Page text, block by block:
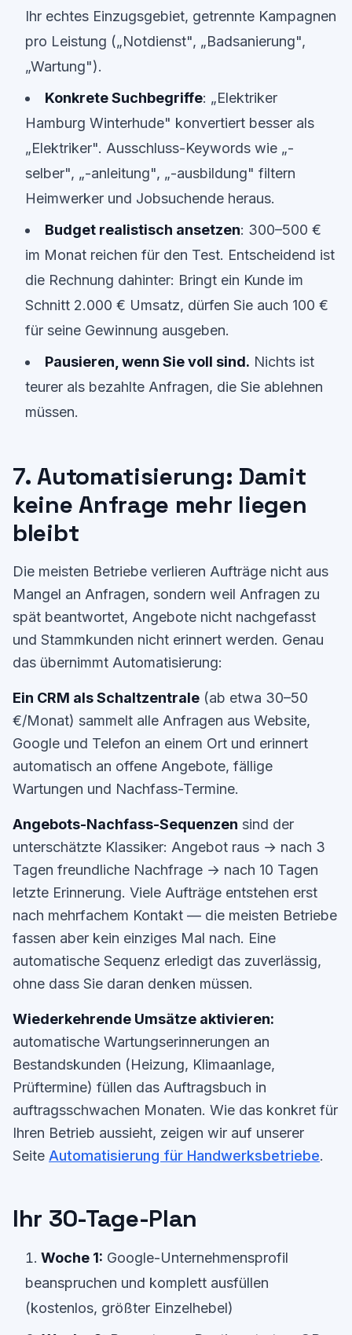
Ihr echtes Einzugsgebiet, getrennte Kampagnen
pro Leistung („Notdienst", „Badsanierung",
„Wartung").
Konkrete Suchbegriffe: „Elektriker
Hamburg Winterhude" konvertiert besser als
„Elektriker". Ausschluss-Keywords wie „-
selber", „-anleitung", „-ausbildung" filtern
Heimwerker und Jobsuchende heraus.
Budget realistisch ansetzen: 300–500 €
im Monat reichen für den Test. Entscheidend ist
die Rechnung dahinter: Bringt ein Kunde im
Schnitt 2.000 € Umsatz, dürfen Sie auch 100 €
für seine Gewinnung ausgeben.
Pausieren, wenn Sie voll sind. Nichts ist
teurer als bezahlte Anfragen, die Sie ablehnen
müssen.
7. Automatisierung: Damit
keine Anfrage mehr liegen
bleibt
Die meisten Betriebe verlieren Aufträge nicht aus
Mangel an Anfragen, sondern weil Anfragen zu
spät beantwortet, Angebote nicht nachgefasst
und Stammkunden nicht erinnert werden. Genau
das übernimmt Automatisierung:
Ein CRM als Schaltzentrale (ab etwa 30–50
€/Monat) sammelt alle Anfragen aus Website,
Google und Telefon an einem Ort und erinnert
automatisch an offene Angebote, fällige
Wartungen und Nachfass-Termine.
Angebots-Nachfass-Sequenzen sind der
unterschätzte Klassiker: Angebot raus → nach 3
Tagen freundliche Nachfrage → nach 10 Tagen
letzte Erinnerung. Viele Aufträge entstehen erst
nach mehrfachem Kontakt — die meisten Betriebe
fassen aber kein einziges Mal nach. Eine
automatische Sequenz erledigt das zuverlässig,
ohne dass Sie daran denken müssen.
Wiederkehrende Umsätze aktivieren:
automatische Wartungserinnerungen an
Bestandskunden (Heizung, Klimaanlage,
Prüftermine) füllen das Auftragsbuch in
auftragsschwachen Monaten. Wie das konkret für
Ihren Betrieb aussieht, zeigen wir auf unserer
Seite Automatisierung für Handwerksbetriebe.
Ihr 30-Tage-Plan
Woche 1: Google-Unternehmensprofil
beanspruchen und komplett ausfüllen
(kostenlos, größter Einzelhebel)